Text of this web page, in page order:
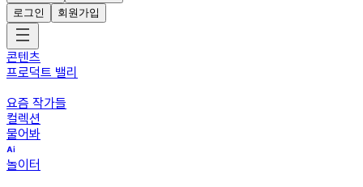
로그인
회원가입
콘텐츠
프로덕트 밸리
요즘 작가들
컬렉션
물어봐
놀이터